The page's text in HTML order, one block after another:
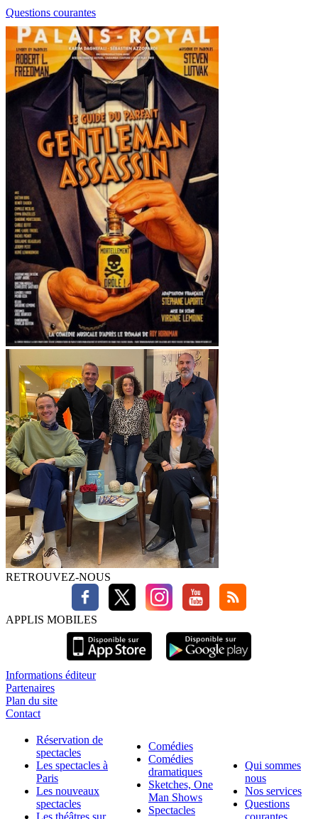
Questions courantes
RETROUVEZ-NOUS
APPLIS MOBILES
Informations éditeur
Partenaires
Plan du site
Contact
Réservation de
spectacles
Les spectacles à
Paris
Les nouveaux
spectacles
Comédies
Comédies
dramatiques
Sketches, One
Man Shows
Spectacles
Qui sommes
nous
Nos services
Questions